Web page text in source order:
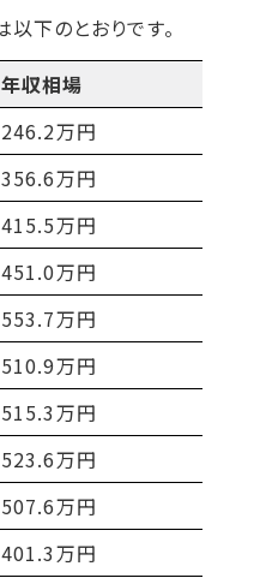
下のとおりです。
年収相場
246.2万円
356.6万円
415.5万円
451.0万円
553.7万円
510.9万円
515.3万円
523.6万円
507.6万円
401.3万円